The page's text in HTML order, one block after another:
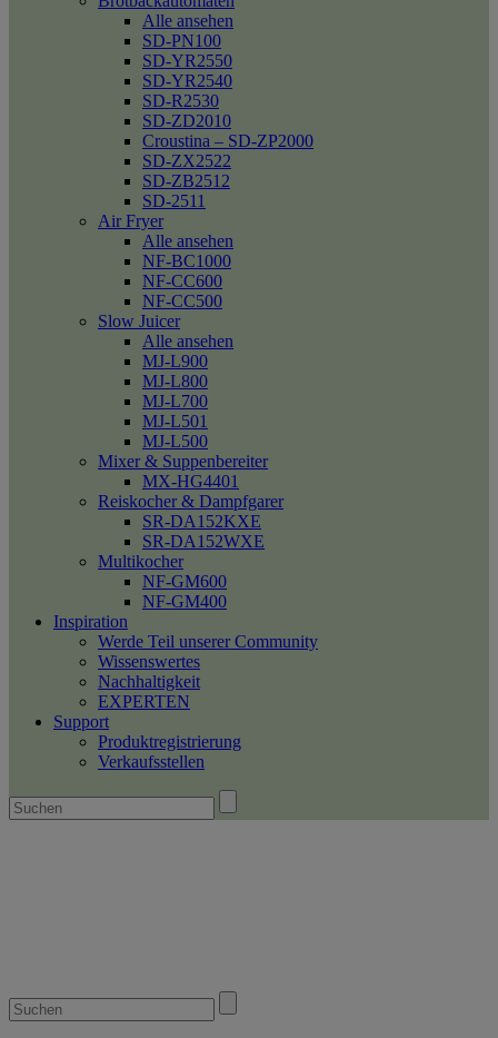
Alle ansehen
SD-PN100
SD-YR2550
SD-YR2540
SD-R2530
SD-ZD2010
Croustina – SD-ZP2000
SD-ZX2522
SD-ZB2512
SD-2511
Air Fryer
Alle ansehen
NF-BC1000
NF-CC600
NF-CC500
Slow Juicer
Alle ansehen
MJ-L900
MJ-L800
MJ-L700
MJ-L501
MJ-L500
Mixer & Suppenbereiter
MX-HG4401
Reiskocher & Dampfgarer
SR-DA152KXE
SR-DA152WXE
Multikocher
NF-GM600
NF-GM400
Inspiration
Werde Teil unserer Community
Wissenswertes
Nachhaltigkeit
EXPERTEN
Support
Produktregistrierung
Verkaufsstellen